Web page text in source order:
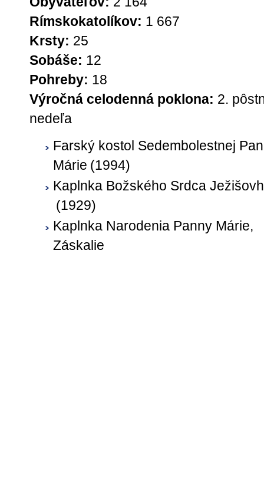
Rímskokatolíkov: 1 667
Krsty: 25
Sobáše: 12
Pohreby: 18
Výročná celodenná poklona: 2.
nedeľa
Farský kostol Sedembolestnej
Márie (1994)
Kaplnka Božského Srdca
(1929)
Kaplnka Narodenia Panny Márie,
Záskalie